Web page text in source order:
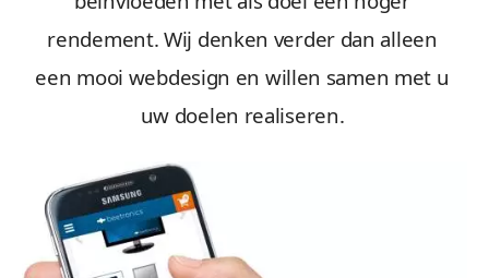
rendement. Wij denken verder dan alleen
een mooi webdesign en willen samen met u
uw doelen realiseren.